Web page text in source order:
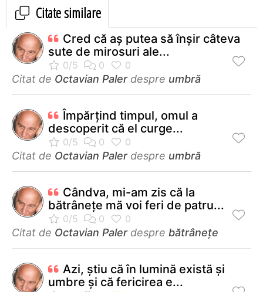
Citate similare
Cred că aş putea să înşir câteva
sute de mirosuri ale...
Citat de Octavian Palerdespre umbră
Împărţind timpul, omul a
descoperit că el curge...
Citat de Octavian Palerdespre umbră
Cândva, mi-am zis că la
bătrâneţe mă voi feri de patru...
Citat de Octavian Palerdespre bătrânețe
Azi, știu că în lumină există și
umbre și că fericirea e...